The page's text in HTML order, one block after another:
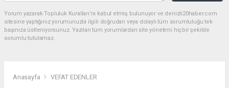
Yorum yazarak Topluluk Kuralları’nı kabul etmiş bulunuyor ve denizli20haber.com
sitesine yaptığınız yorumunuzla ilgili doğrudan veya dolaylı tüm sorumluluğu tek
başınıza üstleniyorsunuz. Yazılan tüm yorumlardan site yönetimi hiçbir şekilde
sorumlu tutulamaz.
Anasayfa VEFAT EDENLER